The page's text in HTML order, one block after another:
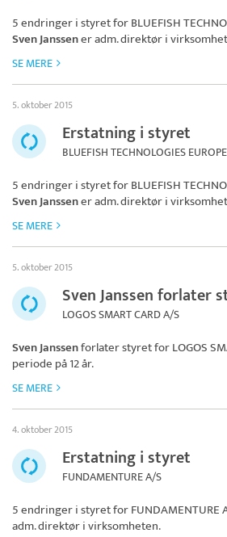
5 endringer i styret forBLUEFISH
Sven Janssener adm. direktør i
SE MERE
5. oktober 2015
Erstatning i styret
BLUEFISH TECHNOLOGIES
5 endringer i styret forBLUEFISH
Sven Janssener adm. direktør i
SE MERE
5. oktober 2015
Sven Janssen forlater
LOGOS SMART CARD A/S
Sven Janssenforlater styret forLOGOS
periode på 12 år.
SE MERE
4. oktober 2015
Erstatning i styret
FUNDAMENTURE A/S
5 endringer i styret forFUNDAMENTURE
adm. direktør i virksomheten.